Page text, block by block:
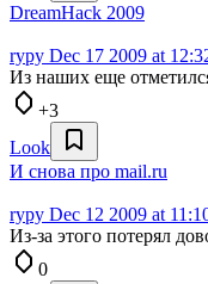
DreamHack 2009
rypy Dec 17 2009 at
Из наших еще
+3
Look
И снова про mail.ru
rypy Dec 12 2009 at
Из-за этого потерял
0